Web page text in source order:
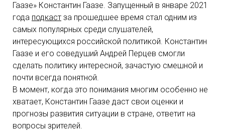
Гаазе» Константин Гаазе. Запущенный в январе 2021
года подкаст за прошедшее время стал одним из
самых популярных среди слушателей,
интересующихся российской политикой. Константин
Гаазе и его соведуший Андрей Перцев смогли
сделать политику интересной, зачастую смешной и
почти всегда понятной.
В момент, когда это понимания многим особенно не
хватает, Константин Гаазе даст свои оценки и
прогнозы развития ситуации в стране, ответит на
вопросы зрителей.